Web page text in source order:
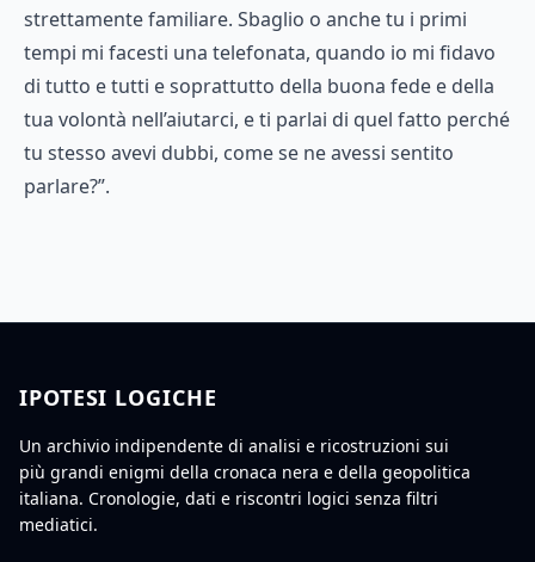
strettamente familiare. Sbaglio o anche tu i primi
tempi mi facesti una telefonata, quando io mi fidavo
di tutto e tutti e soprattutto della buona fede e della
tua volontà nell’aiutarci, e ti parlai di quel fatto perché
tu stesso avevi dubbi, come se ne avessi sentito
parlare?”.
IPOTESI LOGICHE
Un archivio indipendente di analisi e ricostruzioni sui
più grandi enigmi della cronaca nera e della geopolitica
italiana. Cronologie, dati e riscontri logici senza filtri
mediatici.